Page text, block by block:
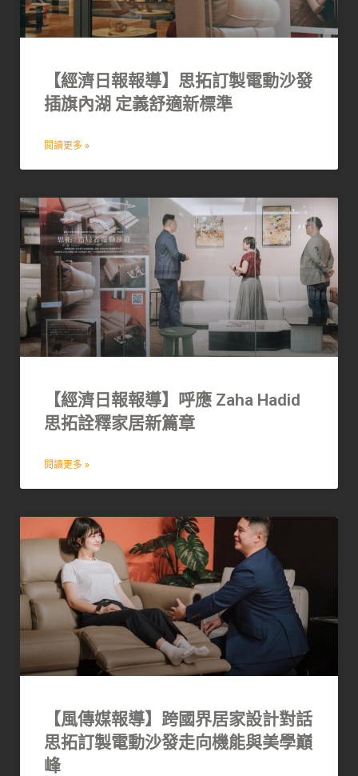
【經濟日報報導】思拓訂製電動沙發
插旗內湖 定義舒適新標準
閱讀更多 »
【經濟日報報導】呼應 Zaha Hadid
思拓詮釋家居新篇章
閱讀更多 »
【風傳媒報導】跨國界居家設計對話
思拓訂製電動沙發走向機能與美學巔
峰